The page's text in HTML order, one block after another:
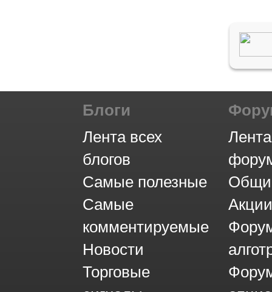
Блоги
Лента всех
блогов
Самые полезные
Самые
комментируемые
Новости
Торговые
Акции